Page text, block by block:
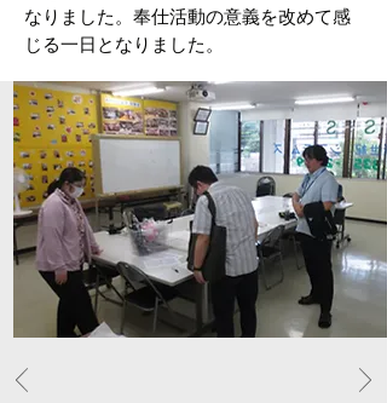
なりました。奉仕活動の意義を改めて感
じる一日となりました。